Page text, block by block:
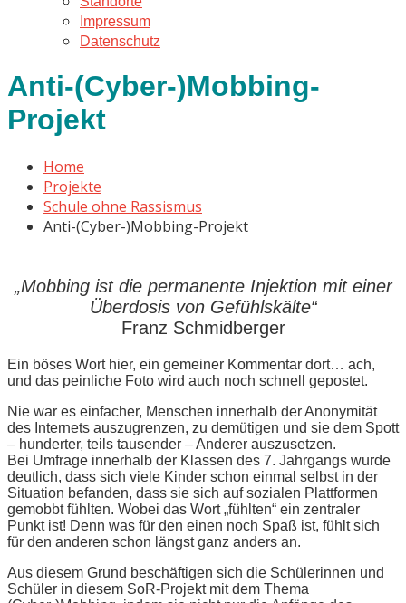
Impressum
Datenschutz
Anti-(Cyber-)Mobbing-
Projekt
Home
Projekte
Schule ohne Rassismus
Anti-(Cyber-)Mobbing-Projekt
„Mobbing ist die permanente Injektion mit einer
Überdosis von Gefühlskälte“
Franz Schmidberger
Ein böses Wort hier, ein gemeiner Kommentar dort… ach,
und das peinliche Foto wird auch noch schnell gepostet.
Nie war es einfacher, Menschen innerhalb der Anonymität
des Internets auszugrenzen, zu demütigen und sie dem Spott
– hunderter, teils tausender – Anderer auszusetzen.
Bei Umfrage innerhalb der Klassen des 7. Jahrgangs wurde
deutlich, dass sich viele Kinder schon einmal selbst in der
Situation befanden, dass sie sich auf sozialen Plattformen
gemobbt fühlten. Wobei das Wort „fühlten“ ein zentraler
Punkt ist! Denn was für den einen noch Spaß ist, fühlt sich
für den anderen schon längst ganz anders an.
Aus diesem Grund beschäftigen sich die Schülerinnen und
Schüler in diesem SoR-Projekt mit dem Thema